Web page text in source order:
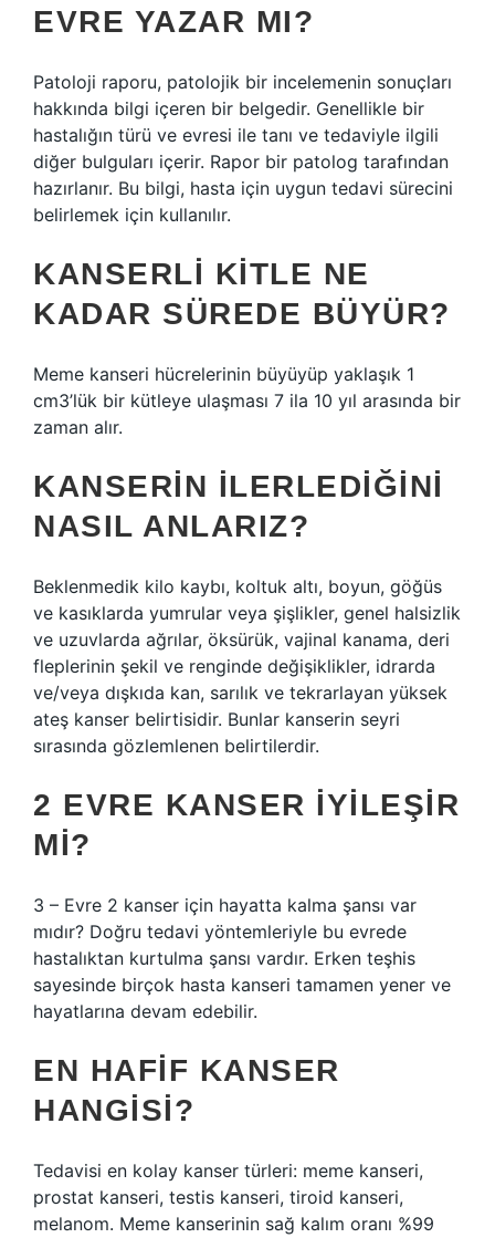
EVRE YAZAR MI?
Patoloji raporu, patolojik bir incelemenin sonuçları
hakkında bilgi içeren bir belgedir. Genellikle bir
hastalığın türü ve evresi ile tanı ve tedaviyle ilgili
diğer bulguları içerir. Rapor bir patolog tarafından
hazırlanır. Bu bilgi, hasta için uygun tedavi sürecini
belirlemek için kullanılır.
KANSERLI KITLE NE
KADAR SÜREDE BÜYÜR?
Meme kanseri hücrelerinin büyüyüp yaklaşık 1
cm3’lük bir kütleye ulaşması 7 ila 10 yıl arasında bir
zaman alır.
KANSERIN ILERLEDIĞINI
NASIL ANLARIZ?
Beklenmedik kilo kaybı, koltuk altı, boyun, göğüs
ve kasıklarda yumrular veya şişlikler, genel halsizlik
ve uzuvlarda ağrılar, öksürük, vajinal kanama, deri
fleplerinin şekil ve renginde değişiklikler, idrarda
ve/veya dışkıda kan, sarılık ve tekrarlayan yüksek
ateş kanser belirtisidir. Bunlar kanserin seyri
sırasında gözlemlenen belirtilerdir.
2 EVRE KANSER IYILEŞIR
MI?
3 – Evre 2 kanser için hayatta kalma şansı var
mıdır? Doğru tedavi yöntemleriyle bu evrede
hastalıktan kurtulma şansı vardır. Erken teşhis
sayesinde birçok hasta kanseri tamamen yener ve
hayatlarına devam edebilir.
EN HAFIF KANSER
HANGISI?
Tedavisi en kolay kanser türleri: meme kanseri,
prostat kanseri, testis kanseri, tiroid kanseri,
melanom. Meme kanserinin sağ kalım oranı %99